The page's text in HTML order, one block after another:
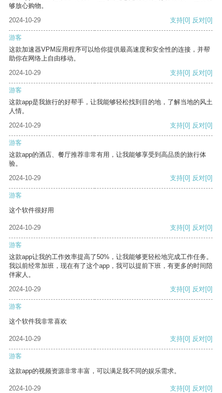
够放心购物。
2024-10-29
支持[0] 反对[0]
游客
这款加速器VPM应用程序可以给你提供最高速度和安全性的连接，并帮
助你在网络上自由移动。
2024-10-29
支持[0] 反对[0]
游客
这款app是我旅行的好帮手，让我能够轻松找到目的地，了解当地的风土
人情。
2024-10-29
支持[0] 反对[0]
游客
这款app的酒店、餐厅推荐非常有用，让我能够享受到高品质的旅行体
验。
2024-10-29
支持[0] 反对[0]
游客
这个软件很好用
2024-10-29 支持[0] 反对[0]
游客
这款app让我的工作效率提高了50%，让我能够更轻松地完成工作任务。
我以前经常加班，现在有了这个app，我可以提前下班，有更多的时间陪
伴家人。
2024-10-29
支持[0] 反对[0]
游客
这个软件我非常喜欢
2024-10-29 支持[0] 反对[0]
游客
这款app的视频资源非常丰富，可以满足我不同的娱乐需求。
2024-10-29 支持[0] 反对[0]